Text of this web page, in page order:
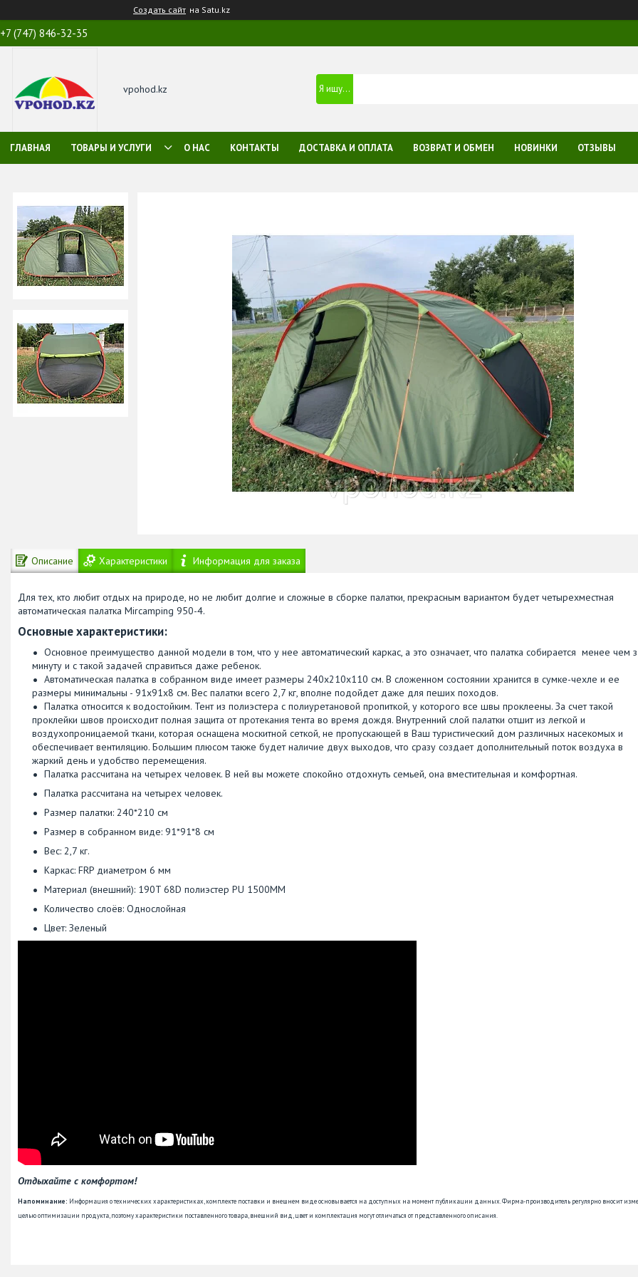
Создать сайт на Satu.kz
+7 (747) 846-32-35
vpohod.kz
ГЛАВНАЯ ТОВАРЫ И УСЛУГИ О НАС КОНТАКТЫ ДОСТАВКА И ОПЛАТА ВОЗВРАТ И ОБМЕН НОВИНКИ ОТЗЫВЫ
Описание Характеристики Информация для заказа
Для тех, кто любит отдых на природе, но не любит долгие и сложные в сборке палатки, прекрасным вариантом будет четырехместная
автоматическая палатка Mircamping 950-4.
Основные характеристики:
Основное преимущество данной модели в том, что у нее автоматический каркас, а это означает, что палатка собирается менее чем
минуту и с такой задачей справиться даже ребенок.
Автоматическая палатка в собранном виде имеет размеры 240х210х110 см. В сложенном состоянии хранится в сумке-чехле и ее
размеры минимальны - 91х91х8 см. Вес палатки всего 2,7 кг, вполне подойдет даже для пеших походов.
Палатка относится к водостойким. Тент из полиэстера с полиуретановой пропиткой, у которого все швы проклеены. За счет такой
проклейки швов происходит полная защита от протекания тента во время дождя. Внутренний слой палатки отшит из легкой и
воздухопроницаемой ткани, которая оснащена москитной сеткой, не пропускающей в Ваш туристический дом различных насекомых и
обеспечивает вентиляцию. Большим плюсом также будет наличие двух выходов, что сразу создает дополнительный поток воздуха в
жаркий день и удобство перемещения.
Палатка рассчитана на четырех человек. В ней вы можете спокойно отдохнуть семьей, она вместительная и комфортная.
Палатка рассчитана на четырех человек.
Размер палатки: 240*210 см
Размер в собранном виде: 91*91*8 см
Вес: 2,7 кг.
Каркас: FRP диаметром 6 мм
Материал (внешний): 190T 68D полиэстер PU 1500MM
Количество слоёв: Однослойная
Цвет: Зеленый
Отдыхайте с комфортом!
Напоминание: Информация о технических характеристиках, комплекте поставки и внешнем виде основывается на доступных на момент публикации данных. Фирма-производитель регулярно вносит
целью оптимизации продукта, поэтому характеристики поставленного товара, внешний вид, цвет и комплектация могут отличаться от представленного описания.